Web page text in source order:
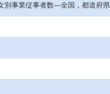
別事業従事者数―全国，都道府県